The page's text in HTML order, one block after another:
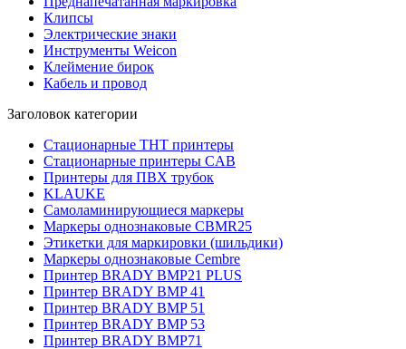
Клипсы
Электрические знаки
Инструменты Weicon
Клеймение бирок
Кабель и провод
Заголовок категории
Стационарные THT принтеры
Стационарные принтеры CAB
Принтеры для ПВХ трубок
KLAUKE
Самоламинирующиеся маркеры
Маркеры однознаковые CBMR25
Этикетки для маркировки (шильдики)
Маркеры однознаковые Cembre
Принтер BRADY BMP21 PLUS
Принтер BRADY BMP 41
Принтер BRADY BMP 51
Принтер BRADY BMP 53
Принтер BRADY BMP71